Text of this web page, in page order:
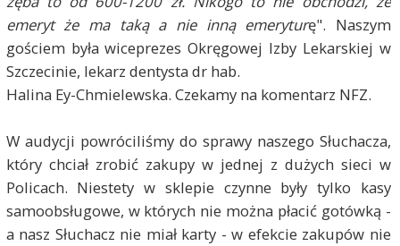
emeryt że ma taką a nie inną emeryturę". Naszym
gościem była wiceprezes Okręgowej Izby Lekarskiej w
Szczecinie, lekarz dentysta dr hab.
Halina Ey-Chmielewska. Czekamy na komentarz NFZ.
W audycji powróciliśmy do sprawy naszego Słuchacza,
który chciał zrobić zakupy w jednej z dużych sieci w
Policach. Niestety w sklepie czynne były tylko kasy
samoobsługowe, w których nie można płacić gotówką -
a nasz Słuchacz nie miał karty - w efekcie zakupów nie